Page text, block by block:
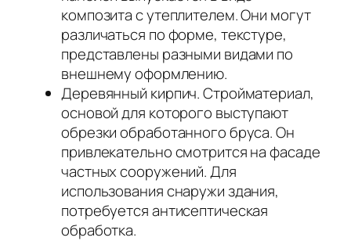
композита с утеплителем. Они могут
различаться по форме, текстуре,
представлены разными видами по
внешнему оформлению.
Деревянный кирпич. Стройматериал,
основой для которого выступают
обрезки обработанного бруса. Он
привлекательно смотрится на фасаде
частных сооружений. Для
использования снаружи здания,
потребуется антисептическая
обработка.